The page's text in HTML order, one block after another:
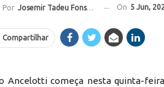
Por Josemir Tadeu Fonseca On 5 Jun,
Compartilhar
Ancelotti começa nesta quinta-